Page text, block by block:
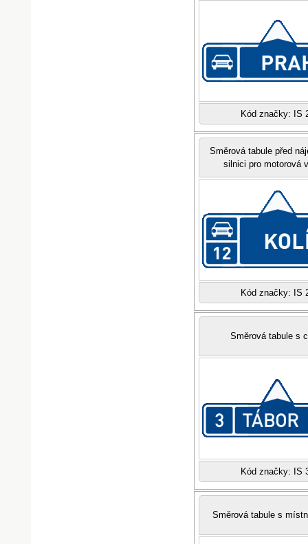
Kód značky: IS
Směrová tabule před
silnici pro motorová
Kód značky: IS
Směrová tabule s
Kód značky: IS
Směrová tabule s